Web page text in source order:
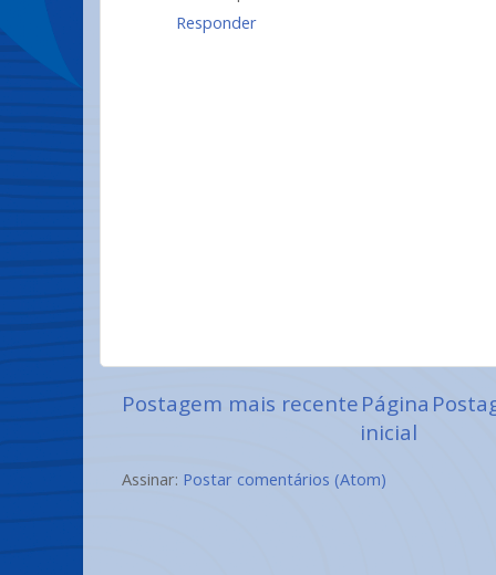
Responder
Postagem mais recentePágina
inicial
Assinar: Postar comentários (Atom)